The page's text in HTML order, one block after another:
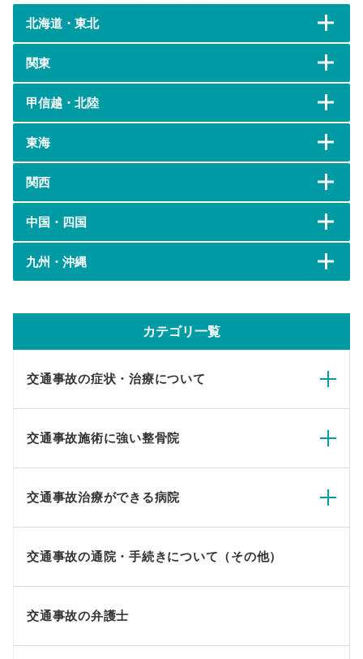
北海道・東北
関東
甲信越・北陸
東海
関西
中国・四国
九州・沖縄
カテゴリ一覧
交通事故の症状・治療について
交通事故施術に強い整骨院
交通事故治療ができる病院
交通事故の通院・手続きについて（その他）
交通事故の弁護士